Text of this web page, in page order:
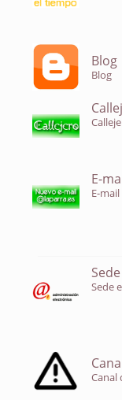
Blog
Blog
E-
E-mail
Sede
Canal